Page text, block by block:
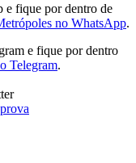
e fique por dentro de
no WhatsApp.
e fique por dentro
Telegram.
prova